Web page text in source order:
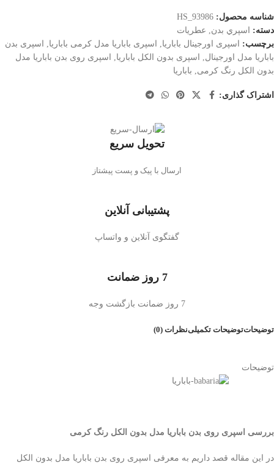
شناسه محصول: HS_93986
دسته:
اسپري بدن, عطریات
برچسب:
اسپری اورجینال باباریا, اسپری باباریا مدل کرمی باباریا,
اسپری بدن
باباریا مدل اورجینال, اسپری بدون الکل باباریا,
اسپری روی بدن باباریا مدل
بدون الکل رنگ کرمی, باباریا
اشتراک گذاری:
تحویل سریع
ارسال با پیک و پست پیشتاز
پشتیبانی آنلاین
گفتگوی آنلاین و واتساپ
7 روز ضمانت
7 روز ضمانت بازگشت وجه
توضیحاتتوضیحات تکمیلینظرات (0)
توضیحات
بررسی اسپری روی بدن باباریا مدل بدون الکل رنگ کرمی
در این مقاله قصد داریم به معرفی اسپری روی بدن باباریا مدل بدون الکل